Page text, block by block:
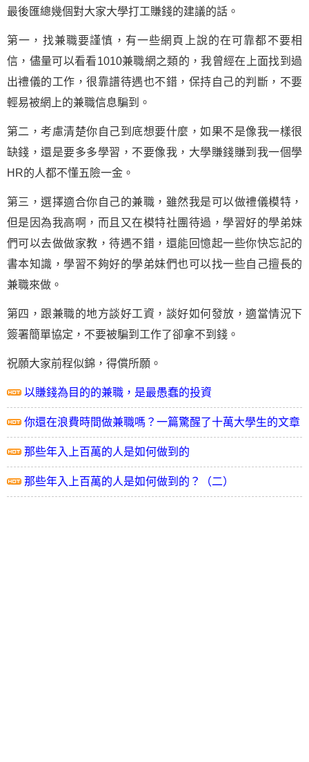
最後匯總幾個對大家大學打工賺錢的建議的話。
第一，找兼職要謹慎，有一些網頁上說的在可靠都不要相
信，儘量可以看看1010兼職網之類的，我曾經在上面找到過
出禮儀的工作，很靠譜待遇也不錯，保持自己的判斷，不要
輕易被網上的兼職信息騙到。
第二，考慮清楚你自己到底想要什麼，如果不是像我一樣很
缺錢，還是要多多學習，不要像我，大學賺錢賺到我一個學
HR的人都不懂五險一金。
第三，選擇適合你自己的兼職，雖然我是可以做禮儀模特，
但是因為我高啊，而且又在模特社團待過，學習好的學弟妹
們可以去做做家教，待遇不錯，還能回憶起一些你快忘記的
書本知識，學習不夠好的學弟妹們也可以找一些自己擅長的
兼職來做。
第四，跟兼職的地方談好工資，談好如何發放，適當情況下
簽署簡單協定，不要被騙到工作了卻拿不到錢。
祝願大家前程似錦，得償所願。
以賺錢為目的的兼職，是最愚蠢的投資
你還在浪費時間做兼職嗎？一篇驚醒了十萬大學生的文章
那些年入上百萬的人是如何做到的
那些年入上百萬的人是如何做到的？（二）